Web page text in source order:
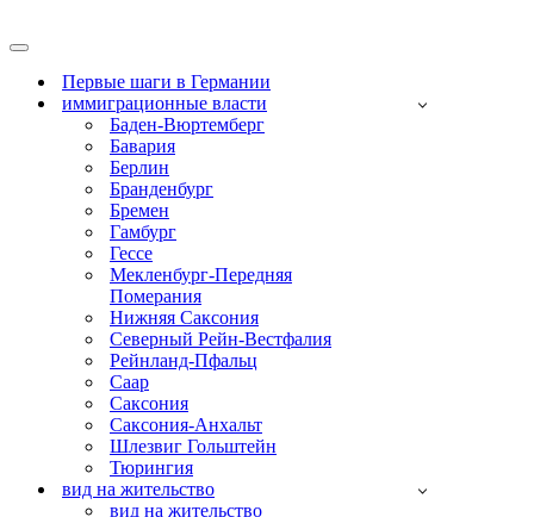
Меню
навигацииПервые шаги в Германии
иммиграционные власти
Баден-Вюртемберг
Бавария
Берлин
Бранденбург
Бремен
Гамбург
Гессе
Мекленбург-Передняя
Померания
Нижняя Саксония
Северный Рейн-Вестфалия
Рейнланд-Пфальц
Саар
Саксония
Саксония-Анхальт
Шлезвиг Гольштейн
Тюрингия
вид на жительство
вид на жительство